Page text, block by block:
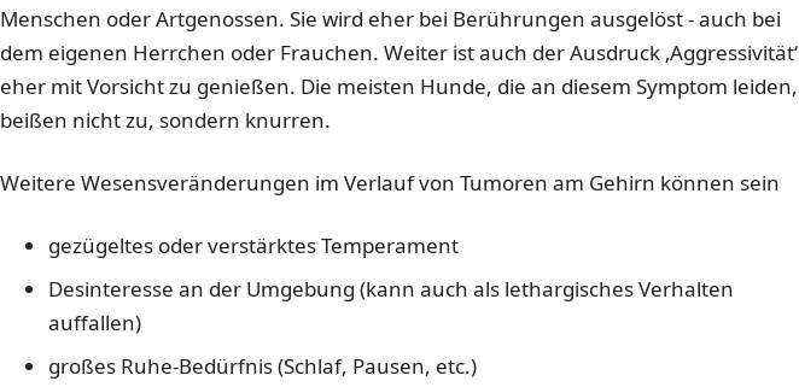
Menschen oder Artgenossen. Sie wird eher bei Berührungen ausgelöst - auch bei
dem eigenen Herrchen oder Frauchen. Weiter ist auch der Ausdruck ‚Aggressivität‘
eher mit Vorsicht zu genießen. Die meisten Hunde, die an diesem Symptom leiden,
beißen nicht zu, sondern knurren.
Weitere Wesensveränderungen im Verlauf von Tumoren am Gehirn können sein
gezügeltes oder verstärktes Temperament
Desinteresse an der Umgebung (kann auch als lethargisches Verhalten
auffallen)
großes Ruhe-Bedürfnis (Schlaf, Pausen, etc.)